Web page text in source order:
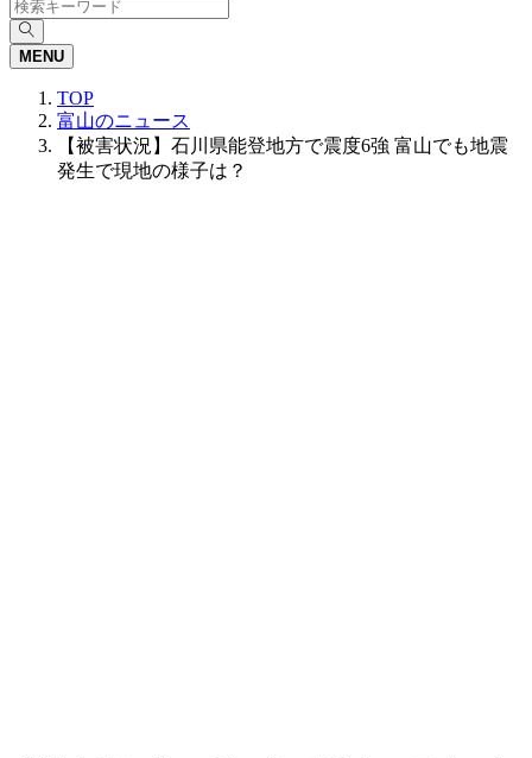
MENU
TOP
富山のニュース
【被害状況】石川県能登地方で震度6強 富山でも地震
発生で現地の様子は？